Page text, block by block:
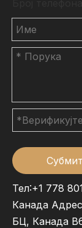
Субмит
Тел:+1 778
Канада
БЦ, Канада